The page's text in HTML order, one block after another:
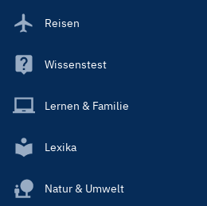
Reisen
Wissenstest
Lernen & Familie
Lexika
Natur & Umwelt